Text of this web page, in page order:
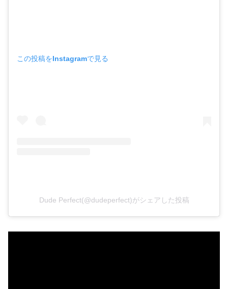
この投稿をInstagramで見る
Dude Perfect(@dudeperfect)がシェアした投稿